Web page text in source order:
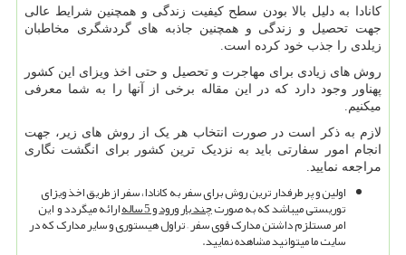
کانادا به دلیل بالا بودن سطح کیفیت زندگی و همچنین شرایط عالی
جهت تحصیل و زندگی و همچنین جاذبه های گردشگری مخاطبان
زیلدی را جذب خود کرده است.
روش های زیادی برای مهاجرت و تحصیل و حتی اخذ ویزای این کشور
پهناور وجود دارد که در این مقاله برخی از آنها را به شما معرفی
میکنیم.
لازم به ذکر است در صورت انتخاب هر یک از روش های زیر، جهت
انجام امور سفارتی باید به نزدیک ترین کشور برای انگشت نگاری
مراجعه نمایید.
اولین و پر طرفدار ترین روش برای سفر به کانادا، سفر از طریق اخذ ویزای
توریستی میباشد که به صورتچند بار ورود و 5 ساله ارائه میگردد و این
امر مستلزم داشتن مدارک قوی سفر – تراول هیستوری و سایر مدارک که در
سایت ما میتوانید مشاهده نمایید.